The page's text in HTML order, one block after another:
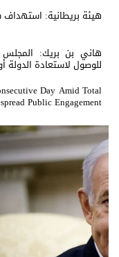
هيئة بريطانية:
هاني بن بريك: المجلس
للوصول لاستعادة الدولة
Day Amid Total
Public Engagement.